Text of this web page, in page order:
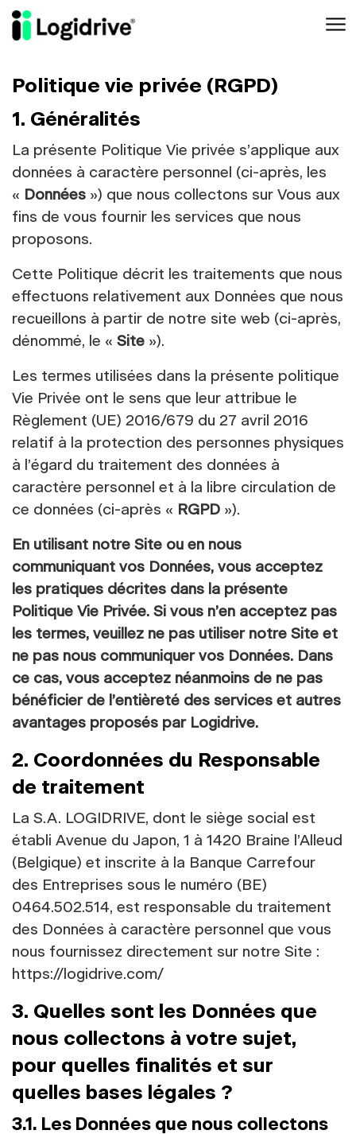
Aller au contenu principal
Politique vie privée (RGPD)
1. Généralités
La présente Politique Vie privée s’applique aux
données à caractère personnel (ci-après, les
« Données ») que nous collectons sur Vous aux
fins de vous fournir les services que nous
proposons.
Cette Politique décrit les traitements que nous
effectuons relativement aux Données que nous
recueillons à partir de notre site web (ci-après,
dénommé, le « Site »).
Les termes utilisées dans la présente politique
Vie Privée ont le sens que leur attribue le
Règlement (UE) 2016/679 du 27 avril 2016
relatif à la protection des personnes physiques
à l’égard du traitement des données à
caractère personnel et à la libre circulation de
ce données (ci-après « RGPD »).
En utilisant notre Site ou en nous
communiquant vos Données, vous acceptez
les pratiques décrites dans la présente
Politique Vie Privée. Si vous n’en acceptez pas
les termes, veuillez ne pas utiliser notre Site et
ne pas nous communiquer vos Données. Dans
ce cas, vous acceptez néanmoins de ne pas
bénéficier de l’entièreté des services et autres
avantages proposés par Logidrive.
2. Coordonnées du Responsable
de traitement
La S.A. LOGIDRIVE, dont le siège social est
établi Avenue du Japon, 1 à 1420 Braine l’Alleud
(Belgique) et inscrite à la Banque Carrefour
des Entreprises sous le numéro (BE)
0464.502.514, est responsable du traitement
des Données à caractère personnel que vous
nous fournissez directement sur notre Site :
https://logidrive.com/
3. Quelles sont les Données que
nous collectons à votre sujet,
pour quelles finalités et sur
quelles bases légales ?
3.1. Les Données que nous collectons